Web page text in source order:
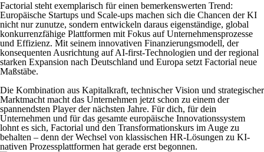
Factorial steht exemplarisch für einen bemerkenswerten Trend:
Europäische Startups und Scale-ups machen sich die Chancen der KI
nicht nur zunutze, sondern entwickeln daraus eigenständige, global
konkurrenzfähige Plattformen mit Fokus auf Unternehmensprozesse
und Effizienz. Mit seinem innovativen Finanzierungsmodell, der
konsequenten Ausrichtung auf AI-first-Technologien und der regional
starken Expansion nach Deutschland und Europa setzt Factorial neue
Maßstäbe.
Die Kombination aus Kapitalkraft, technischer Vision und strategischer
Marktmacht macht das Unternehmen jetzt schon zu einem der
spannendsten Player der nächsten Jahre. Für dich, für dein
Unternehmen und für das gesamte europäische Innovationssystem
lohnt es sich, Factorial und den Transformationskurs im Auge zu
behalten – denn der Wechsel von klassischen HR-Lösungen zu KI-
nativen Prozessplattformen hat gerade erst begonnen.